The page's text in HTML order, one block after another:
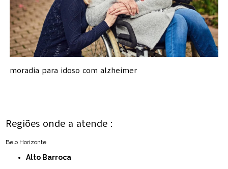
moradia para idoso com alzheimer
Regiões onde a atende :
Belo Horizonte
Alto Barroca